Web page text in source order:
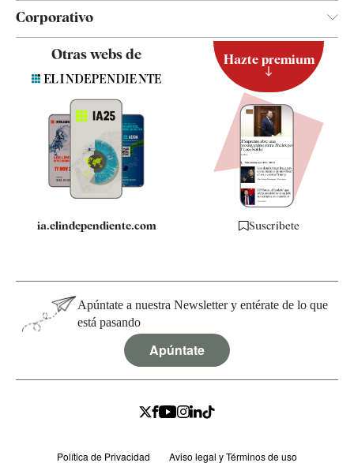
Corporativo
Contacto
Quiénes somos
Especificaciones
Otras webs de
ia.elindependiente.com
Hazte premium
Suscríbete
Apúntate a nuestra Newsletter y entérate de lo que
está pasando
Apúntate
Política de Privacidad Aviso legal y Términos de uso